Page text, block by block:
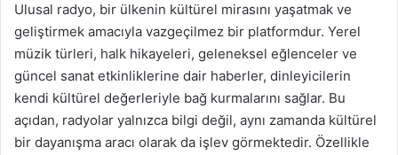
Ulusal radyo, bir ülkenin kültürel mirasını yaşatmak ve
geliştirmek amacıyla vazgeçilmez bir platformdur. Yerel
müzik türleri, halk hikayeleri, geleneksel eğlenceler ve
güncel sanat etkinliklerine dair haberler, dinleyicilerin
kendi kültürel değerleriyle bağ kurmalarını sağlar. Bu
açıdan, radyolar yalnızca bilgi değil, aynı zamanda kültürel
bir dayanışma aracı olarak da işlev görmektedir. Özellikle